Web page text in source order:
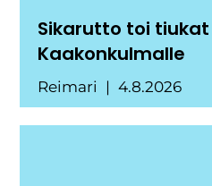
Sikarutto toi
Kaakonkulmalle
Reimari 4.8.2026